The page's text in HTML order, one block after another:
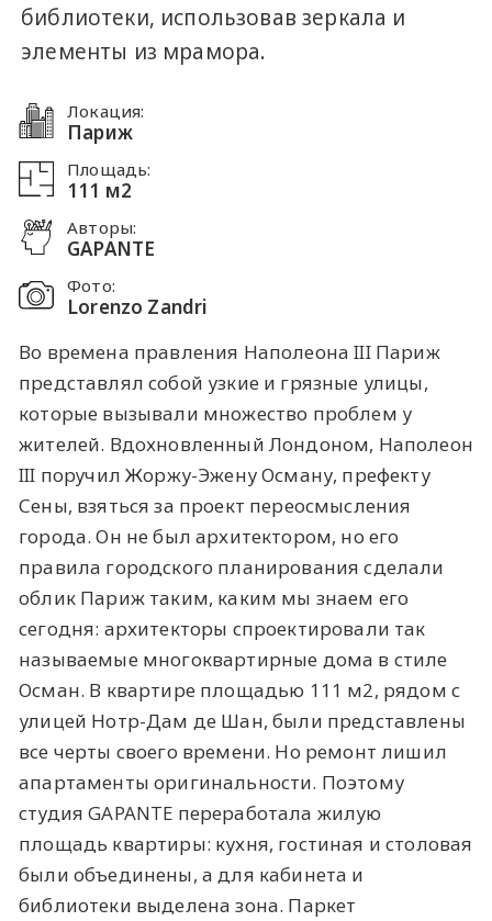
библиотеки, использовав зеркала и
элементы из мрамора.
Локация:
Париж
Площадь:
111 м2
Авторы:
GAPANTE
Фото:
Lorenzo Zandri
Во времена правления Наполеона III Париж
представлял собой узкие и грязные улицы,
которые вызывали множество проблем у
жителей. Вдохновленный Лондоном, Наполеон
III поручил Жоржу-Эжену Осману, префекту
Сены, взяться за проект переосмысления
города. Он не был архитектором, но его
правила городского планирования сделали
облик Париж таким, каким мы знаем его
сегодня: архитекторы спроектировали так
называемые многоквартирные дома в стиле
Осман. В квартире площадью 111 м2, рядом с
улицей Нотр-Дам де Шан, были представлены
все черты своего времени. Но ремонт лишил
апартаменты оригинальности. Поэтому
студия GAPANTE переработала жилую
площадь квартиры: кухня, гостиная и столовая
были объединены, а для кабинета и
библиотеки выделена зона. Паркет